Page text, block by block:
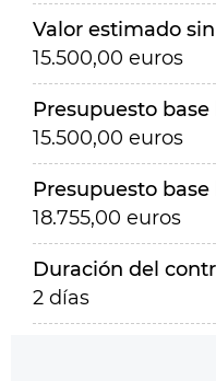
Valor estimado
15.500,00 euros
Presupuesto
15.500,00 euros
Presupuesto
18.755,00 euros
Duración del
2 días